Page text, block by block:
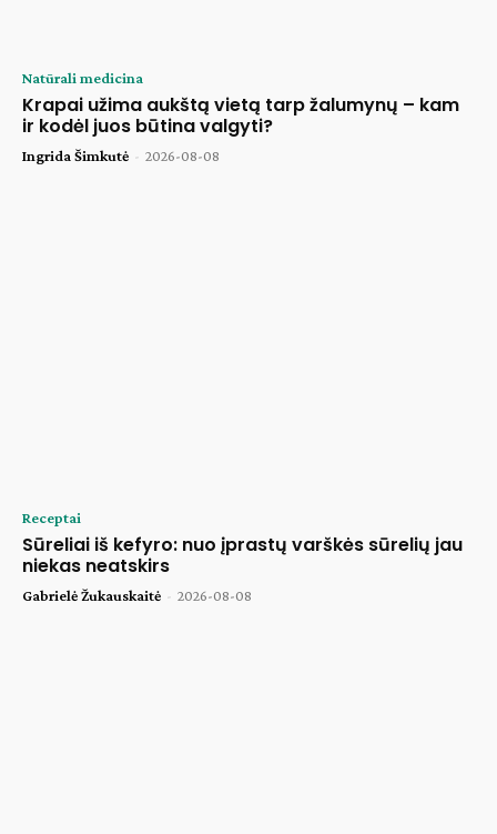
Natūrali medicina
Krapai užima aukštą vietą tarp žalumynų – kam
ir kodėl juos būtina valgyti?
Ingrida Šimkutė - 2026-08-08
Receptai
Sūreliai iš kefyro: nuo įprastų varškės sūrelių jau
niekas neatskirs
Gabrielė Žukauskaitė - 2026-08-08